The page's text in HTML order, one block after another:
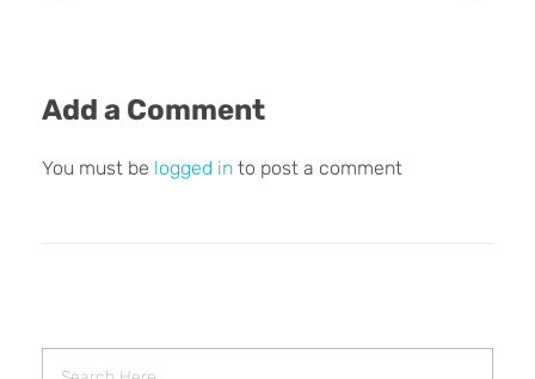
Add a Comment
You must be logged in to post a comment